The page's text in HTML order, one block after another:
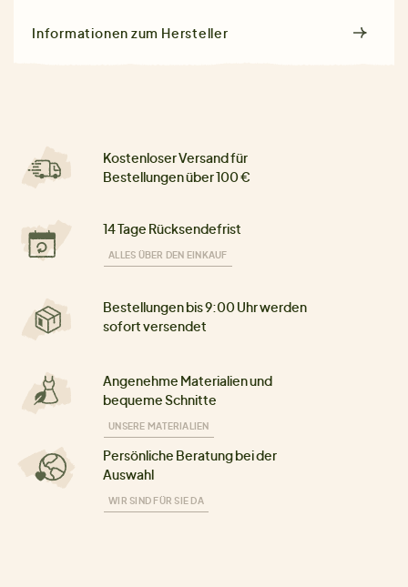
Informationen zum Hersteller
Kostenloser Versand für
Bestellungen über 100 €
14 Tage Rücksendefrist
ALLES ÜBER DEN EINKAUF
Bestellungen bis 9:00 Uhr werden
sofort versendet
Angenehme Materialien und
bequeme Schnitte
UNSERE MATERIALIEN
Persönliche Beratung bei der
Auswahl
WIR SIND FÜR SIE DA